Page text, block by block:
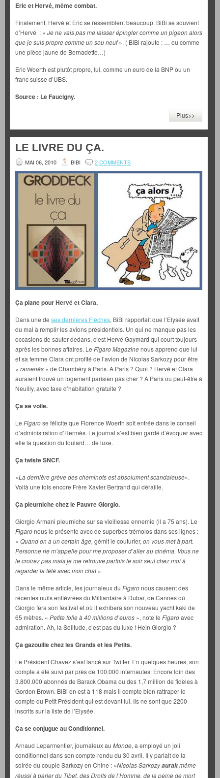
Eric et Hervé, même combat.
Finalement, Hervé et Eric se ressemblent beaucoup. BiBi se souvient
d’Hervé : « Je ne vais pas me laisser épingler comme un pigeon alors
que je suis propre comme un sou neuf». ( BiBi rajoute : … ou comme
une pièce jaune de Bernadette…)
Eric Woerth est plutôt propre, lui, comme un euro de la BNP ou un
franc suisse d’UBS.
Source : Le Faucigny.
Plus>>
LE LIVRE DU ÇA.
MAI 06, 2010 BIBI 2 COMMENTS
Ça plane pour Hervé et Clara.
Dans une de ses dernières Flèches, BiBi rapportait que l’Elysée avait
du mal à remplir les avions présidentiels. Un qui ne manque pas les
occasions de sauter dedans, c’est Hervé Gaymard qui court toujours
après les bonnes affaires. Le Figaro Magazinenous apprend que lui
et sa femme Clara ont profité de l’avion de Nicolas Sarkozy pour être
« ramenés » de Chambéry à Paris. A Paris ? Quoi ? Hervé et Clara
auraient trouvé un logement parisien pas cher ? A Paris ou peut-être à
Neuilly, avec taxe d’habitation gratuite ?
Ça se voile.
Le Figarose félicite que Florence Woerth soit entrée dans le conseil
d’administration d’Hermès. Le journal s’est bien gardé d’évoquer avec
elle la question du foulard… de luxe.
Ça twiste SNCF.
«La dernière grève des cheminots est absolument scandaleuse».
Voilà une fois encore Frère Xavier Bertrand qui déraille.
Ça pleurniche chez le Pauvre Giorgio.
Giorgio Armani pleurniche sur sa vieillesse ennemie (il a 75 ans). Le
Figaronous le présente avec de superbes trémolos dans ses lignes :
« Quand on a un certain âge, gémit le couturier, on vous met à part.
Personne ne m’appelle pour me proposer d’aller au cinéma. Vous ne
le croirez pas mais je me retrouve parfois le soir seul chez moi à
regarder la télé avec mon chat».
Dans le même article, les journaleux du Figaronous causent des
récentes nuits enfiévrées du Milliardaire à Dubaï, de Cannes où
Giorgio fera son festival et où il exhibera son nouveau yacht kaki de
65 mètres. « Petite folie à 40 millions d’euros », note le Figaroavec
admiration. Ah, la Solitude, c’est pas du luxe ! Hein Giorgio ?
Ça gazouille chez les Grands et les Petits.
Le Président Chavez s’est lancé sur Twitter. En quelques heures, son
compte a été suivi par près de 100.000 internautes. Encore loin des
3.800.000 abonnés de Barack Obama ou des 1,7 million de fidèles à
Gordon Brown. BiBi en est à 118 mais il compte bien rattraper le
compte du Petit Président qui est devant lui. Ils ne sont que 2200
inscrits sur la liste de l’Elysée.
Ça se conjugue au Conditionnel.
Arnaud Leparmentier, journaleux au Monde, a employé un joli
conditionnel dans son compte-rendu du 30 avril. Il y parlait de la
soirée du couple Sarkozy en Chine : «Nicolas Sarkozyauraitmême
réussi à parler du Tibet, des Droits de l’Homme, de la peine de mort